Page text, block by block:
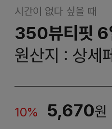
시간이 없다 싶을 때
350뷰티핏 6
원산지 : 상세
10% 5,670원